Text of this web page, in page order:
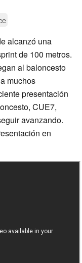
alcanzó una
de 100 metros.
al baloncesto
muchos
presentación
CUE7,
avanzando.
en